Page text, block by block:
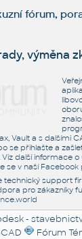
fórum,
výměna
Vault a s dalšími
se přihlašte a
další informace o
se v naší Facebook
technický support
pro zákazníky
-
Fórum